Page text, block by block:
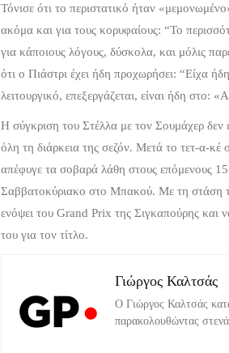
Τόνισε ότι το περιστατικό ήταν
ακόμα και για τους κορυφαίους: “Το
για κάποιους λόγους, δύσκολα, και μόλις
ότι ο Πιάστρι έχει ήδη προχωρήσει: “Είχα
λειτουργικό, επεξεργάζεται, είναι ήδη
Η σύγκριση του Στέλλα με τον Σουμάχερ δεν
όλη τη διάρκεια της σεζόν. Μετά το τετ-α-
απέφυγε τα σοβαρά λάθη στους επόμενους
Σαββατοκύριακο στο Μπακού. Με τη στάση
ενόψει του Grand Prix της Σιγκαπούρης και
του για τον τίτλο.
Γιώργος Καλτσάς
Ο Γιώργος Καλτσάς
παρακολουθώντας στενά